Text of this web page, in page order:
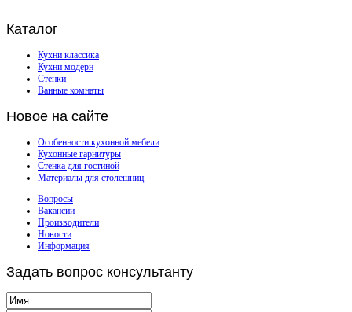
Каталог
Кухни классика
Кухни модерн
Стенки
Ванные комнаты
Новое на сайте
Особенности кухонной мебели
Кухонные гарнитуры
Стенка для гостиной
Материалы для столешниц
Вопросы
Вакансии
Производители
Новости
Информация
Задать вопрос консультанту